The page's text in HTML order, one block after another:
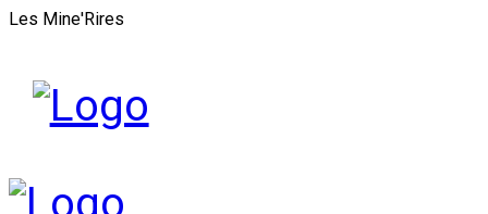
Les Mine'Rires